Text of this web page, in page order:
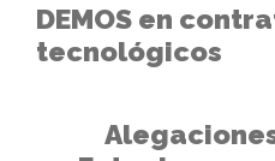
DEMOS en
tecnológicos